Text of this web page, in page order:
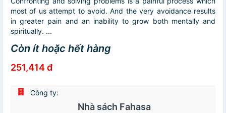
most of us attempt to avoid. And the very avoidance results
in greater pain and an inability to grow both mentally and
spiritually. ...
Còn ít hoặc hết hàng
251,414 đ
Công ty:
Nhà sách Fahasa